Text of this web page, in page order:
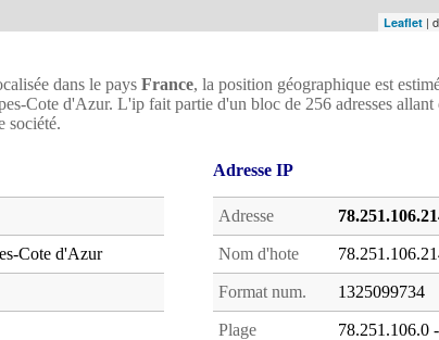
Leaflet |
dans le pays France, la position géographique est
Cote d'Azur. L'ip fait partie d'un bloc de 256 adresses allant
société.
Cote d'Azur
Adresse IP
Adresse
Nom d'hote
Format num. 1325099734
Plage 78.251.106.0